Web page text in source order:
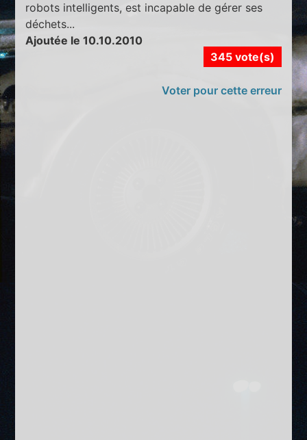
robots intelligents, est incapable de gérer ses
déchets...
Ajoutée le 10.10.2010
345 vote(s)
Voter pour cette erreur